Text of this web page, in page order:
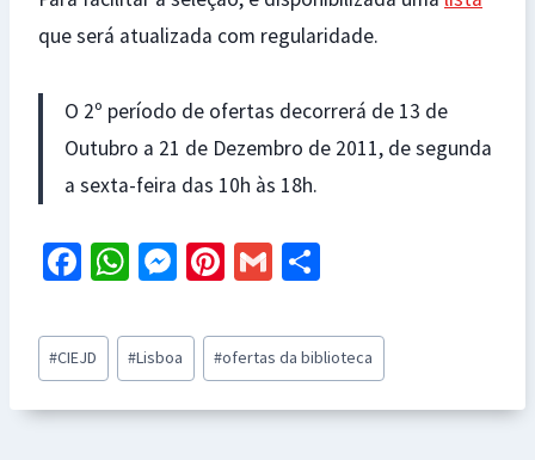
que será atualizada com regularidade.
O 2º período de ofertas decorrerá de 13 de
Outubro a 21 de Dezembro de 2011, de segunda
a sexta-feira das 10h às 18h.
Fa
b
o
o
W
at
sA
p
M
se
n
ge
Pi
er
es
t
G
ai
l
ar
e
Post
Tags:
#CIEJD #Lisboa #ofertas da biblioteca